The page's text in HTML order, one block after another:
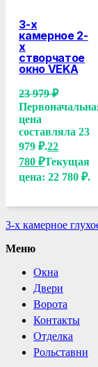
3-х
камерное 2-
х
створчатое
окно VEKA
23 979₽
цена
составляла 23
979 ₽.22
780₽Текущая
цена: 22 780 ₽.
3-х камерное
Меню
Окна
Двери
Ворота
Контакты
Отделка
Рольставни